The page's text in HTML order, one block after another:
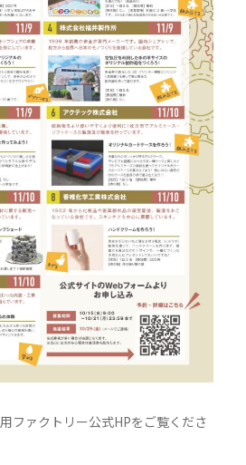
ファクトリー公式HPをご覧くださ